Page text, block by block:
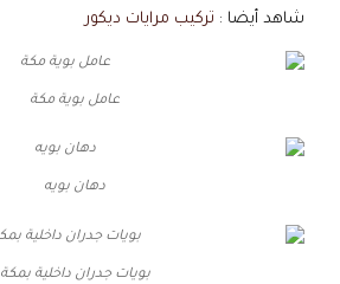
شاهد أيضا : تركيب مرايات ديكور
عامل بوية مكة
دهان بويه
بويات جدران داخلية بمكة